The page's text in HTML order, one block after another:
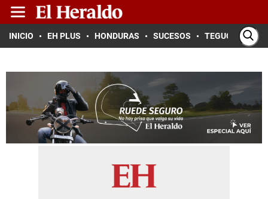
INICIO EH PLUS HONDURAS SUCESOS TEGUCIGALPA